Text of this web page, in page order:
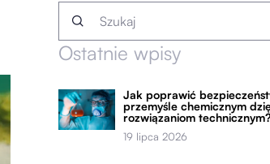
Ostatnie wpisy
Jak poprawić
przemyśle chemicznym
rozwiązaniom
19 lipca 2026